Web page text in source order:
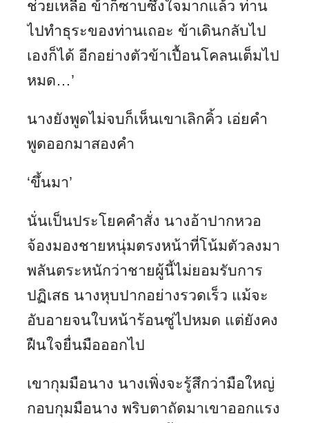
ช่วยเหลือ ข้าก็ซาบซึ้งใจมากแล้ว ท่าน
ไปทำธุระของท่านเถอะ ข้าเดินกลับไป
เองก็ได้ อีกอย่างตัวข้าเปื้อนโคลนเต็มไป
หมด…’
นางยังพูดไม่จบก็เห็นเขาเลิกคิ้ว เอ่ยคำ
พูดออกมาสองคำ
‘ขึ้นมา’
นั่นเป็นประโยคคำสั่ง นางอ้าปากหวอ
จ้องมองชายหนุ่มตรงหน้าที่โน้มตัวลงมา
พลันตระหนักว่าชายผู้นี้ไม่ยอมรับการ
ปฏิเสธ นางหุบปากอย่างรวดเร็ว แม้จะ
อับอายจนใบหน้าร้อนซู่ไปหมด แต่ยังคง
ฝืนใจยื่นมือออกไป
เขากุมมือนาง นางเพิ่งจะรู้สึกว่ามือใหญ่
กอบกุมมือนาง พริบตาถัดมาเขาออกแรง